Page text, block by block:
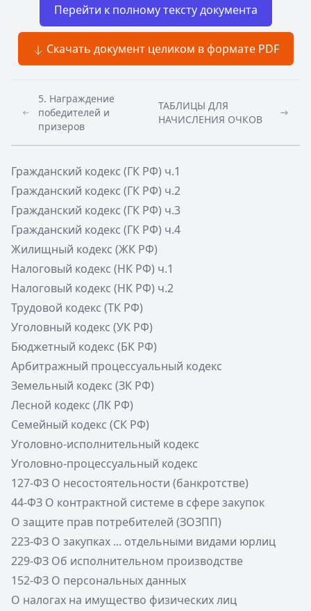
Перейти к полному тексту документа
Скачать документ целиком в формате PDF
5. Награждение
победителей и
призеров
ТАБЛИЦЫ ДЛЯ
НАЧИСЛЕНИЯ ОЧКОВ
Гражданский кодекс (ГК РФ) ч.1
Гражданский кодекс (ГК РФ) ч.2
Гражданский кодекс (ГК РФ) ч.3
Гражданский кодекс (ГК РФ) ч.4
Жилищный кодекс (ЖК РФ)
Налоговый кодекс (НК РФ) ч.1
Налоговый кодекс (НК РФ) ч.2
Трудовой кодекс (ТК РФ)
Уголовный кодекс (УК РФ)
Бюджетный кодекс (БК РФ)
Арбитражный процессуальный кодекс
Земельный кодекс (ЗК РФ)
Лесной кодекс (ЛК РФ)
Семейный кодекс (СК РФ)
Уголовно-исполнительный кодекс
Уголовно-процессуальный кодекс
127-ФЗ О несостоятельности (банкротстве)
44-ФЗ О контрактной системе в сфере закупок
О защите прав потребителей (ЗОЗПП)
223-ФЗ О закупках ... отдельными видами юрлиц
229-ФЗ Об исполнительном производстве
152-ФЗ О персональных данных
О налогах на имущество физических лиц